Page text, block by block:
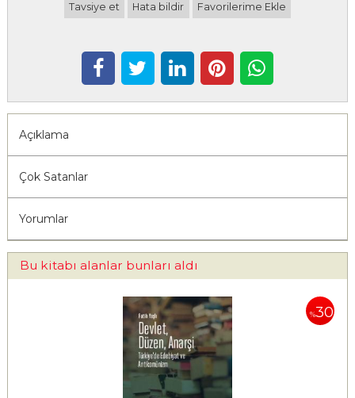
Tavsiye et Hata bildir Favorilerime Ekle
Açıklama
Çok Satanlar
Yorumlar
Bu kitabı alanlar bunları aldı
%30